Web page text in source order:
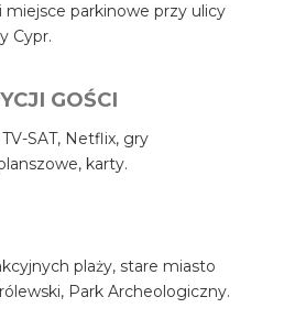
miejsce parkinowe przy ulicy
Cypr.
GOŚCI
SAT, Netflix, gry
karty.
plaży, stare miasto
Park Archeologiczny.